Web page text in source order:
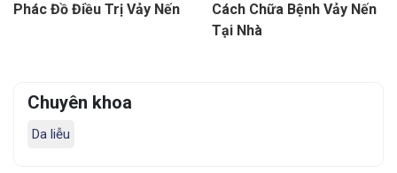
Phác Đồ Điều Trị Vảy Nến
Cách Chữa Bệnh Vảy Nến
Tại Nhà
Chuyên khoa
Da liễu